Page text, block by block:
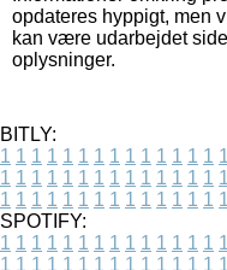
opdateres hyppigt, men
kan være udarbejdet
oplysninger.
BITLY:
1 1 1 1 1 1 1 1 1 1 1 1 1 1 1
1 1 1 1 1 1 1 1 1 1 1 1 1 1 1
1 1 1 1 1 1 1 1 1 1 1 1 1 1 1
SPOTIFY:
1 1 1 1 1 1 1 1 1 1 1 1 1 1 1
1 1 1 1 1 1 1 1 1 1 1 1 1 1 1